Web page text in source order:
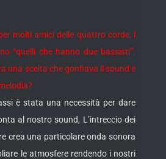
molti amici delle quattro corde, i
“quelli che hanno due bassisti”.
una scelta che gonfiava il sound e
è stata una necessità per dare
al nostro sound, L’intreccio dei
crea una particolare onda sonora
le atmosfere rendendo i nostri